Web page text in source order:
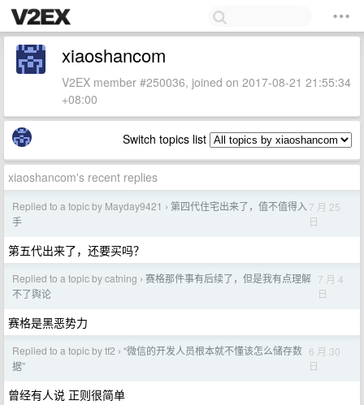
xiaoshancom
V2EX member #250036, joined on 2017-08-21 21:55:34
+08:00
Switch topics list
xiaoshancom's recent replies
Replied to a topic by Mayday9421 › 第四代住宅出来了，值不值得入
手
7 月 25
日
第五代出来了，还要买吗？
Replied to a topic by catning › 赛格那件事有后续了，但是我有点理解
不了舆论
7 月 4
日
赛格是黑恶势力
Replied to a topic by tf2 › “微信的开发人员根本就不懂该怎么储存数
据”
6 月 30
日
曾经有人说 正则很简单